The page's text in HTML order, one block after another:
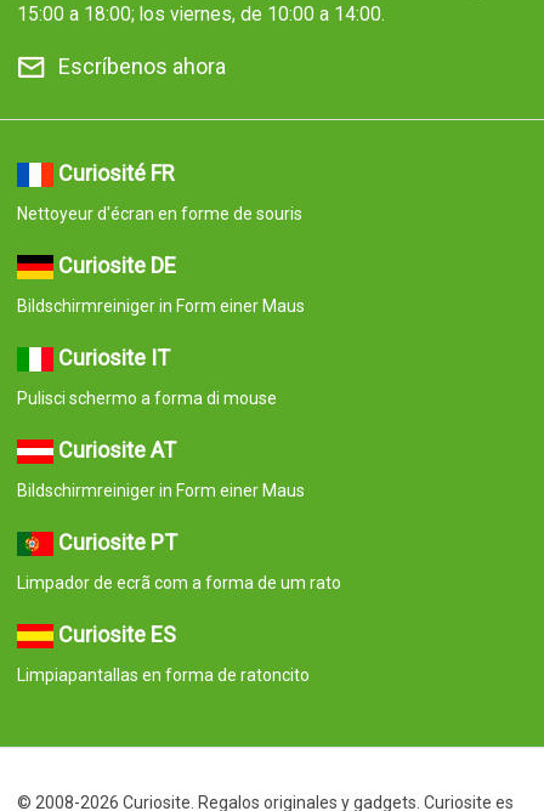
15:00 a 18:00; los viernes, de 10:00 a 14:00.
Escríbenos ahora
Curiosité FR
Nettoyeur d'écran en forme de souris
Curiosite DE
Bildschirmreiniger in Form einer Maus
Curiosite IT
Pulisci schermo a forma di mouse
Curiosite AT
Bildschirmreiniger in Form einer Maus
Curiosite PT
Limpador de ecrã com a forma de um rato
Curiosite ES
Limpiapantallas en forma de ratoncito
© 2008-2026 Curiosite. Regalos originales y gadgets. Curiosite es